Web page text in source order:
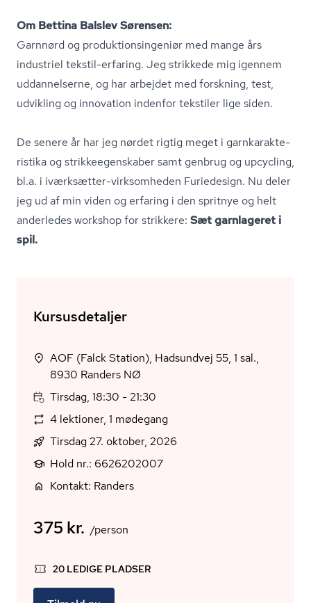
Om Bettina Balslev Sørensen:
Garnnørd og pro­duk­tions­in­ge­ni­ør med mange års
industriel tekstil-erfaring. Jeg strikkede mig igennem
uddannelserne, og har arbejdet med forskning, test,
udvikling og innovation indenfor tekstiler lige siden.
De senere år har jeg nørdet rigtig meget i gar­nka­rak­te­
ri­sti­ka og strik­ke­e­gen­ska­ber samt genbrug og upcycling,
bl.a. i iværksætter-virksomheden Furiedesign. Nu deler
jeg ud af min viden og erfaring i den spritnye og helt
anderledes workshop for strikkere: Sæt garnlageret i
spil.
Kursusdetaljer
AOF (Falck Station), Hadsundvej 55, 1 sal.,
8930 Randers NØ
Tirsdag, 18:30 - 21:30
4 lektioner, 1 mødegang
Tirsdag 27. oktober, 2026
Hold nr.: 6626202007
Kontakt: Randers
375 kr. /person
20 LEDIGE PLADSER